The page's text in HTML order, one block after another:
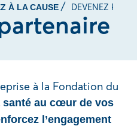
À LA CAUSE DEVENEZ
à la Fondation du
santé au cœur de vos
l’engagement